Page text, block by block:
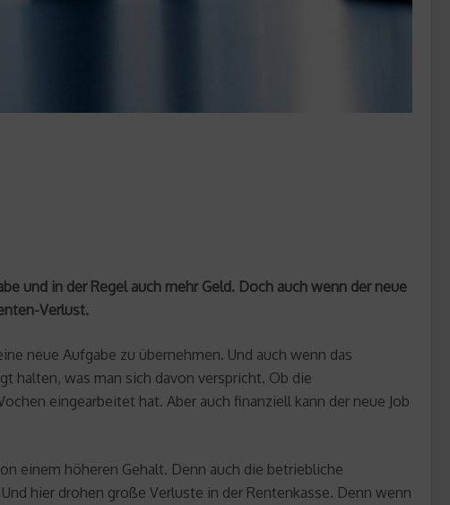
und in der Regel auch mehr Geld. Doch auch wenn der neue
Verlust.
neue Aufgabe zu übernehmen. Und auch wenn das
halten, was man sich davon verspricht. Ob die
eingearbeitet hat. Aber auch finanziell kann der neue Job
einem höheren Gehalt. Denn auch die betriebliche
hier drohen große Verluste in der Rentenkasse. Denn wenn